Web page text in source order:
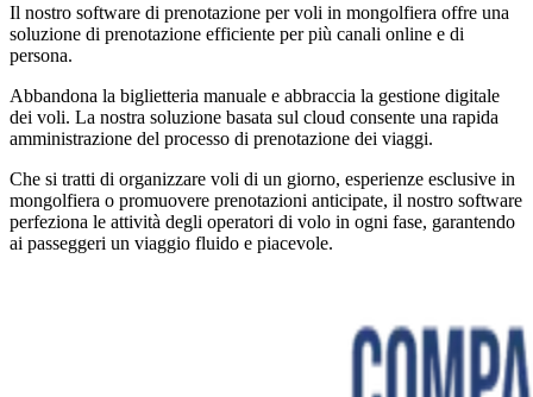
Il nostro software di prenotazione per voli in mongolfiera offre una
soluzione di prenotazione efficiente per più canali online e di
persona.
Abbandona la biglietteria manuale e abbraccia la gestione digitale
dei voli. La nostra soluzione basata sul cloud consente una rapida
amministrazione del processo di prenotazione dei viaggi.
Che si tratti di organizzare voli di un giorno, esperienze esclusive in
mongolfiera o promuovere prenotazioni anticipate, il nostro software
perfeziona le attività degli operatori di volo in ogni fase, garantendo
ai passeggeri un viaggio fluido e piacevole.